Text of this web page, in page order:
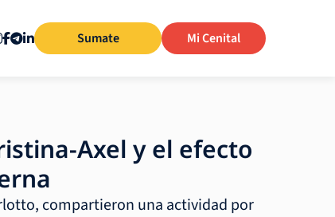
Sumate Mi Cenital
Axel y el efecto
compartieron una actividad por